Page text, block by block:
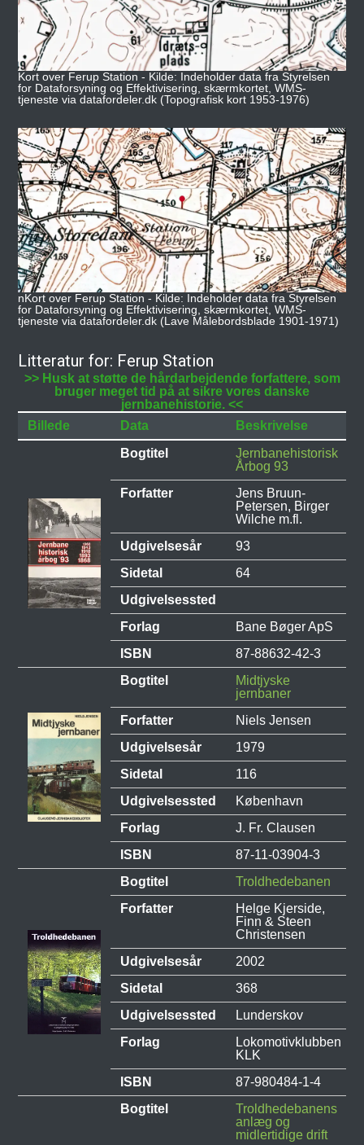
Kort over Ferup Station - Kilde: Indeholder data fra Styrelsen
for Dataforsyning og Effektivisering, skærmkortet, WMS-
tjeneste via datafordeler.dk (Topografisk kort 1953-1976)
nKort over Ferup Station - Kilde: Indeholder data fra Styrelsen
for Dataforsyning og Effektivisering, skærmkortet, WMS-
tjeneste via datafordeler.dk (Lave Målebordsblade 1901-1971)
Litteratur for: Ferup Station
>> Husk at støtte de hårdarbejdende forfattere, som
bruger meget tid på at sikre vores danske
jernbanehistorie. <<
Billede
Data
Beskrivelse
Bogtitel
Jernbanehistorisk
Årbog 93
Forfatter
Jens Bruun-
Petersen, Birger
Wilche m.fl.
Udgivelsesår
93
Sidetal
64
Udgivelsessted
Forlag
Bane Bøger ApS
ISBN
87-88632-42-3
Bogtitel
Midtjyske
jernbaner
Forfatter
Niels Jensen
Udgivelsesår
1979
Sidetal
116
Udgivelsessted
København
Forlag
J. Fr. Clausen
ISBN
87-11-03904-3
Bogtitel
Troldhedebanen
Forfatter
Helge Kjerside,
Finn & Steen
Christensen
Udgivelsesår
2002
Sidetal
368
Udgivelsessted
Lunderskov
Forlag
Lokomotivklubben
KLK
ISBN
87-980484-1-4
Bogtitel
Troldhedebanens
anlæg og
midlertidige drift